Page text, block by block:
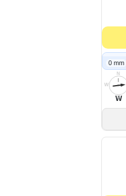
0 mm
N
S
W
W